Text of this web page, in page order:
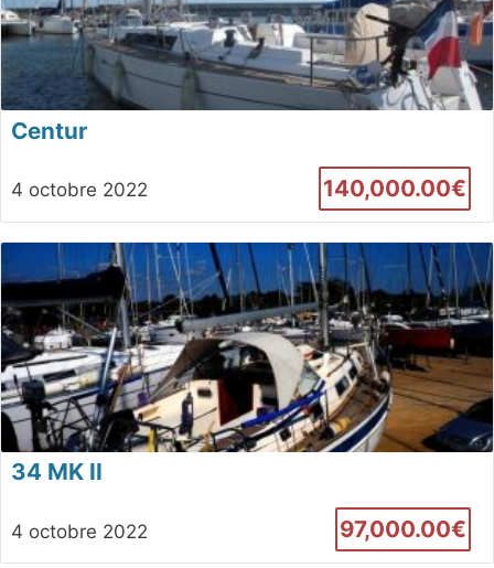
Centur
4 octobre 2022 140,000.00€
34 MK II
4 octobre 2022 97,000.00€